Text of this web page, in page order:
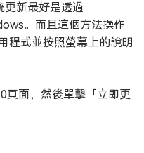
新最好是透過
。而且這個方法操作
程式並按照螢幕上的說明
頁面，然後單擊「立即更